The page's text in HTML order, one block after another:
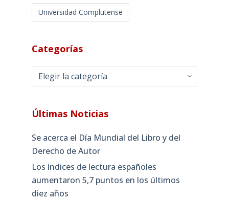
Universidad Complutense
Categorías
Categorías
Últimas Noticias
Se acerca el Día Mundial del Libro y del
Derecho de Autor
Los índices de lectura españoles
aumentaron 5,7 puntos en los últimos
diez años